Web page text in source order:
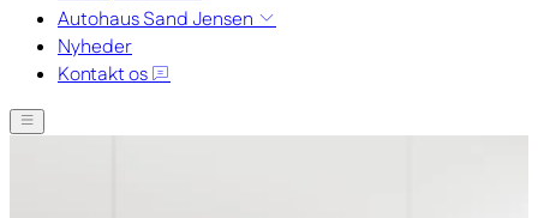
Autohaus Sand Jensen
Nyheder
Kontakt os